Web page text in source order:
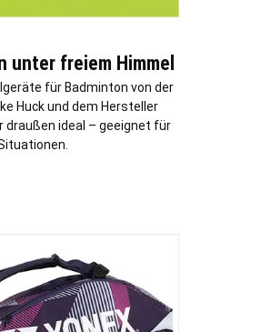
unter freiem Himmel
für Badminton von der
Huck und dem Hersteller
draußen ideal – geeignet für